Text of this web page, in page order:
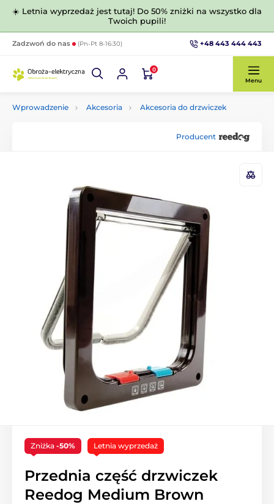
☀️ Letnia wyprzedaż jest tutaj! Do 50% zniżki na wszystko dla
Twoich pupili!
Zadzwoń do nas (Pn-Pt 8-16:30) +48 443 444 443
0
Menu
Wprowadzenie Akcesoria Akcesoria do drzwiczek
Producent
Zniżka -50% Letnia wyprzedaż
Przednia część drzwiczek
Reedog Medium Brown